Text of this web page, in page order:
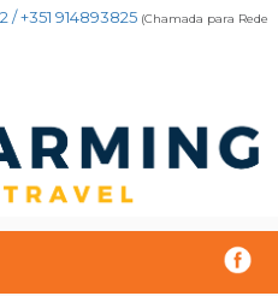
/ +351 914893825 (Chamada para Rede